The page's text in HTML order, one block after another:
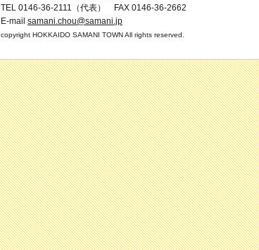
TEL 0146-36-2111（代表） FAX 0146-36-2662
E-mail samani.chou@samani.jp
copyright HOKKAIDO SAMANI TOWN All rights reserved.